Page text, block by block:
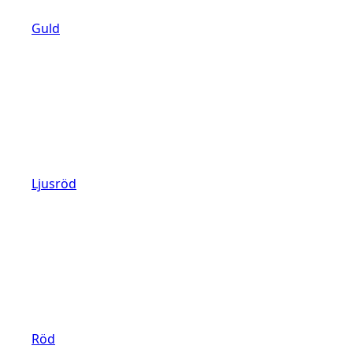
Guld
Ljusröd
Röd